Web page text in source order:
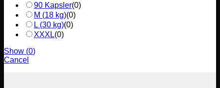
90 Kapsler(0)
M (18 kg)(0)
L (30 kg)(0)
XXXL(0)
Show (0)
Cancel